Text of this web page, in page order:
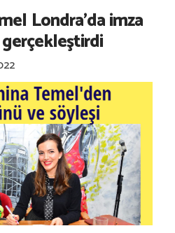
Londra'da imza